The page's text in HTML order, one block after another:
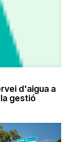
d'aigua a
gestió